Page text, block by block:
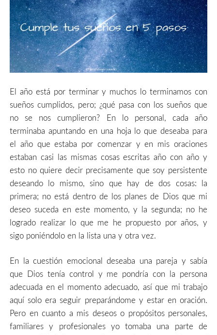
El año está por terminar y muchos lo terminamos con
sueños cumplidos, pero; ¿qué pasa con los sueños que
no se nos cumplieron? En lo personal, cada año
terminaba apuntando en una hoja lo que deseaba para
el año que estaba por comenzar y en mis oraciones
estaban casi las mismas cosas escritas año con año y
esto no quiere decir precisamente que soy persistente
deseando lo mismo, sino que hay de dos cosas: la
primera; no está dentro de los planes de Dios que mi
deseo suceda en este momento, y la segunda; no he
logrado realizar lo que me he propuesto por años, y
sigo poniéndolo en la lista una y otra vez.
En la cuestión emocional deseaba una pareja y sabía
que Dios tenía control y me pondría con la persona
adecuada en el momento adecuado, así que mi trabajo
aquí solo era seguir preparándome y estar en oración.
Pero en cuanto a mis deseos o propósitos personales,
familiares y profesionales yo tomaba una parte de